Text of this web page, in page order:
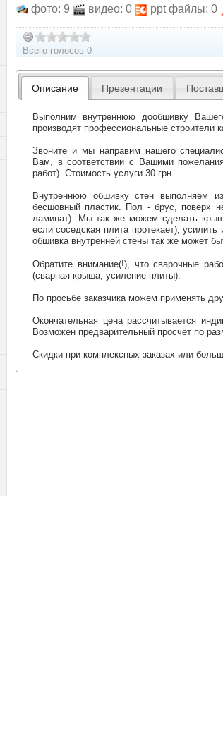
фото: 9 видео: 0 ppt файлы: 0
Всего голосов 0
Описание Презентации
Выполним внутреннюю дообшивку
производят профессиональные строители
Звоните и мы направим нашего
Вам, в соответствии с Вашими
работ). Стоимость услуги 30 грн.
Внутреннюю обшивку стен выполняем
бесшовный пластик. Пол - брус, поверх
ламинат). Мы так же можем сделать
если соседская плита протекает),
обшивка внутренней стены так же может
Обратите внимание(!), что сварочные
(сварная крыша, усиление плиты).
По просьбе заказчика можем применять
Окончательная цена рассчитывается
Возможен предварительный просчёт по
Скидки при комплексных заказах или